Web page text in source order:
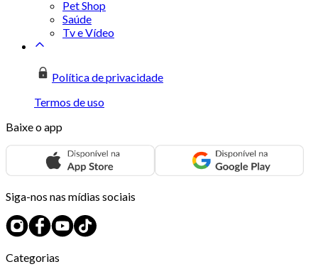
Pet Shop
Saúde
Tv e Vídeo
Política de privacidade
Termos de uso
Baixe o app
Siga-nos nas mídias sociais
Categorias